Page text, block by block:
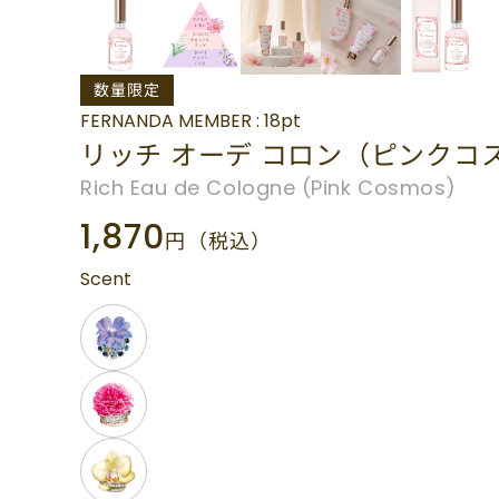
リッチ オーデ コロン（ピンクコ
Rich Eau de Cologne (Pink Cosmos)
数量限定
1,870円 （税込）
FERNANDA MEMBER : 18pt
Scent